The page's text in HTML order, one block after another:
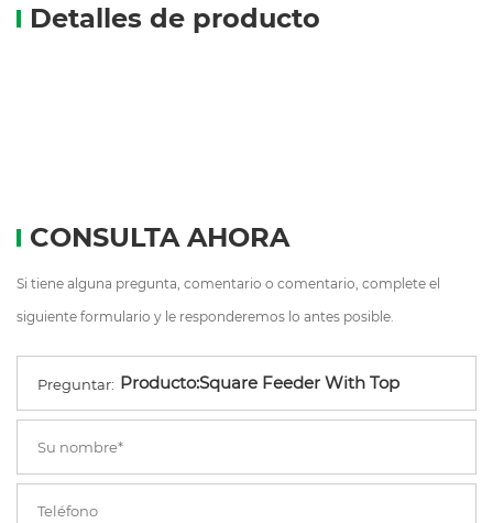
Detalles de producto
CONSULTA AHORA
Si tiene alguna pregunta, comentario o comentario, complete el
siguiente formulario y le responderemos lo antes posible.
Preguntar: